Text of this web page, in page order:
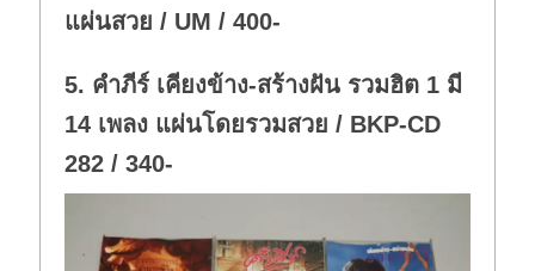
แผ่นสวย / UM / 400-
5. คำภีร์ เคียงข้าง-สร้างฝัน รวมฮิต 1 มี
14 เพลง แผ่นโดยรวมสวย / BKP-CD
282 / 340-